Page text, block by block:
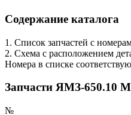
Содержание каталога
1. Список запчастей с
2. Схема с расположением
Номера в списке
Запчасти ЯМЗ-650.10
№